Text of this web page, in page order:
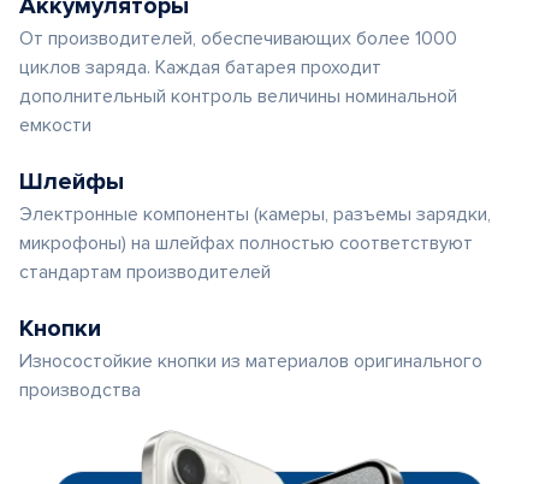
Аккумуляторы
От производителей, обеспечивающих более 1000
циклов заряда. Каждая батарея проходит
дополнительный контроль величины номинальной
емкости
Шлейфы
Электронные компоненты (камеры, разъемы зарядки,
микрофоны) на шлейфах полностью соответствуют
стандартам производителей
Кнопки
Износостойкие кнопки из материалов оригинального
производства